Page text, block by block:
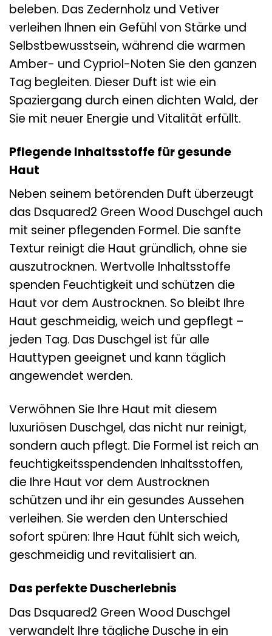
beleben. Das Zedernholz und Vetiver
verleihen Ihnen ein Gefühl von Stärke und
Selbstbewusstsein, während die warmen
Amber- und Cypriol-Noten Sie den ganzen
Tag begleiten. Dieser Duft ist wie ein
Spaziergang durch einen dichten Wald, der
Sie mit neuer Energie und Vitalität erfüllt.
Pflegende Inhaltsstoffe für gesunde
Haut
Neben seinem betörenden Duft überzeugt
das Dsquared2 Green Wood Duschgel auch
mit seiner pflegenden Formel. Die sanfte
Textur reinigt die Haut gründlich, ohne sie
auszutrocknen. Wertvolle Inhaltsstoffe
spenden Feuchtigkeit und schützen die
Haut vor dem Austrocknen. So bleibt Ihre
Haut geschmeidig, weich und gepflegt –
jeden Tag. Das Duschgel ist für alle
Hauttypen geeignet und kann täglich
angewendet werden.
Verwöhnen Sie Ihre Haut mit diesem
luxuriösen Duschgel, das nicht nur reinigt,
sondern auch pflegt. Die Formel ist reich an
feuchtigkeitsspendenden Inhaltsstoffen,
die Ihre Haut vor dem Austrocknen
schützen und ihr ein gesundes Aussehen
verleihen. Sie werden den Unterschied
sofort spüren: Ihre Haut fühlt sich weich,
geschmeidig und revitalisiert an.
Das perfekte Duscherlebnis
Das Dsquared2 Green Wood Duschgel
verwandelt Ihre tägliche Dusche in ein